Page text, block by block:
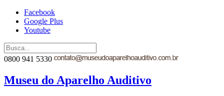
Facebook
Google Plus
Youtube
0800 941 5330
Museu do Aparelho Auditivo